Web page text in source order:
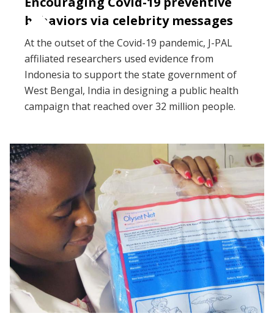
behaviors via celebrity messages
At the outset of the Covid-19 pandemic, J-PAL
affiliated researchers used evidence from
Indonesia to support the state government of
West Bengal, India in designing a public health
campaign that reached over 32 million people.